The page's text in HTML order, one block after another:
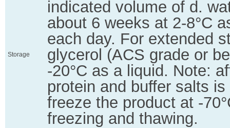
Storage
indicated volume of d.
about 6 weeks at 2-8°C
each day. For extended
glycerol (ACS grade or
-20°C as a liquid. Note:
protein and buffer salts
freeze the product at -
freezing and thawing.